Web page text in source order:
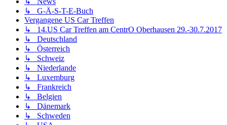
↳ G-Ä-S-T-E-Buch
Vergangene US Car Treffen
↳ 14.US Car Treffen am CentrO Oberhausen 29.-30.7.2017
↳ Deutschland
↳ Österreich
↳ Schweiz
↳ Niederlande
↳ Luxemburg
↳ Frankreich
↳ Belgien
↳ Dänemark
↳ Schweden